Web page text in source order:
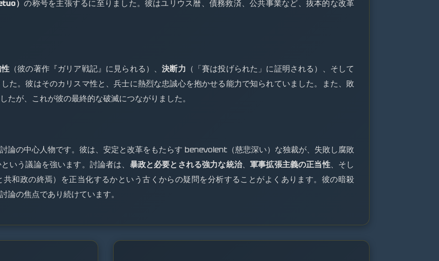
）の称号を主張するに至りました。彼はユリウス暦、債務救済、公共事業など、抜本的な改革
（彼の著作『ガリア戦記』に見られる）、決断力 （「賽は投げられた」に証明される）、そして
た。彼はそのカリスマ性と、兵士に熱烈な忠誠心を抱かせる能力で知られていました。また、敗
たが、これが彼の最終的な破滅につながりました。
論の中心人物です。彼は、安定と改革をもたらす benevolent（慈悲深い）な独裁が、失敗し腐敗
いう議論を強います。討論者は、 暴政と必要とされる強力な統治、軍事拡張主義の正当性、そし
和政の終焉）を正当化するかという古くからの疑問を分析することがよくあります。彼の暗殺
論の焦点であり続けています。